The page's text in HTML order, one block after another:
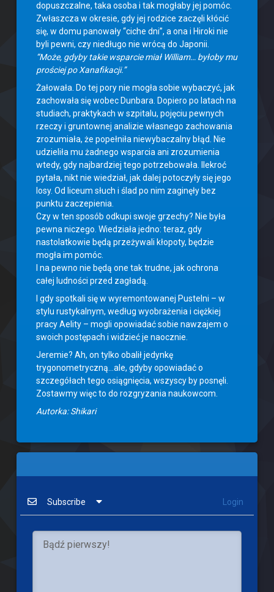
dopuszczalne, taka osoba i tak mogłaby jej pomóc.
Zwłaszcza w okresie, gdy jej rodzice zaczęli kłócić
się, w domu panowały “ciche dni”, a ona i Hiroki nie
byli pewni, czy niedługo nie wrócą do Japonii.
“Może, gdyby takie wsparcie miał William… byłoby mu
prościej po Xanafikacji.”
Żałowała. Do tej pory nie mogła sobie wybaczyć, jak
zachowała się wobec Dunbara. Dopiero po latach na
studiach, praktykach w szpitalu, pojęciu pewnych
rzeczy i gruntownej analizie własnego zachowania
zrozumiała, że popełniła niewybaczalny błąd. Nie
udzieliła mu żadnego wsparcia ani zrozumienia
wtedy, gdy najbardziej tego potrzebowała. Ilekroć
pytała, nikt nie wiedział, jak dalej potoczyły się jego
losy. Od liceum słuch i ślad po nim zaginęły bez
punktu zaczepienia.
Czy w ten sposób odkupi swoje grzechy? Nie była
pewna niczego. Wiedziała jedno: teraz, gdy
nastolatkowie będą przeżywali kłopoty, będzie
mogła im pomóc.
I na pewno nie będą one tak trudne, jak ochrona
całej ludności przed zagładą.
I gdy spotkali się w wyremontowanej Pustelni – w
stylu rustykalnym, według wyobrażenia i ciężkiej
pracy Aelity – mogli opowiadać sobie nawzajem o
swoich postępach i widzieć je naocznie.
Jeremie? Ah, on tylko obalił jedynkę
trygonometryczną…ale, gdyby opowiadać o
szczegółach tego osiągnięcia, wszyscy by posnęli.
Zostawmy więc to do rozgryzania naukowcom.
Autorka: Shikari
Subscribe Login